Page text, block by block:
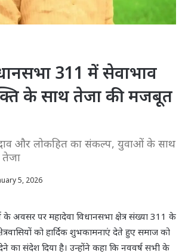
311 में सेवाभाव
के साथ तेजा की मजबूत
और लोकहित का संकल्प, युवाओं के साथ
तेजा
5, 2026
के अवसर पर महादेवा विधानसभा क्षेत्र संख्या 311 के
को हार्दिक शुभकामनाएं देते हुए समाज को
का संदेश दिया है। उन्होंने कहा कि नववर्ष सभी के